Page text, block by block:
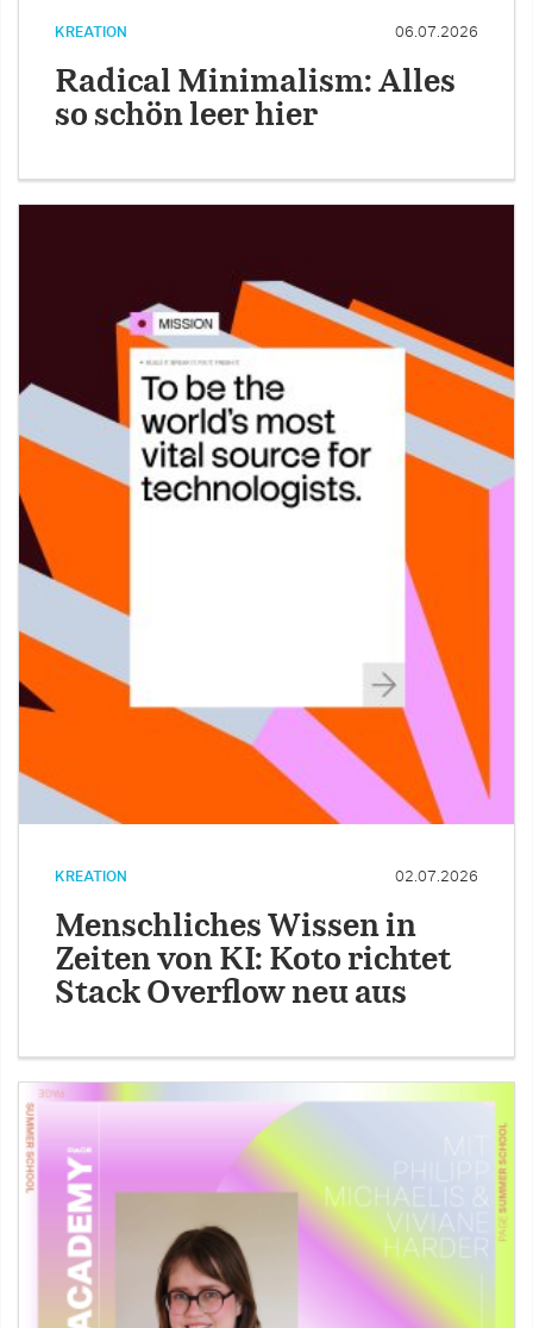
KREATION 06.07.2026
Radical Minimalism: Alles
so schön leer hier
KREATION 02.07.2026
Menschliches Wissen in
Zeiten von KI: Koto richtet
Stack Overflow neu aus